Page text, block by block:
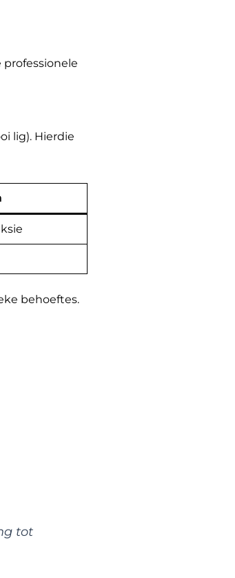
lig). Hierdie
behoeftes.
tot